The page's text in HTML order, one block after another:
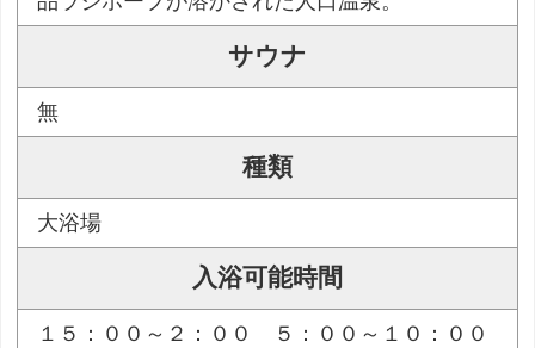
サウナ
無
種類
大浴場
入浴可能時間
１５：００～２：００ ５：００～１０：００